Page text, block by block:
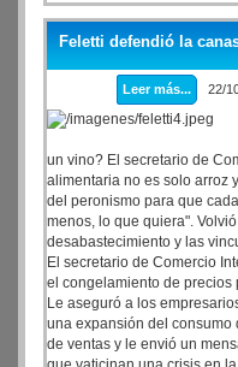
militante se Inauguro el
en Villa Lugano.
Feletti defendió la
Leer más... 22/
un vino? El secretario de
alimentaria no es solo arroz
del peronismo para que
menos, lo que quiera".
desabastecimiento y las
El secretario de Comercio
el congelamiento de precios
Le aseguró a los
una expansión del consumo
de ventas y le envió un